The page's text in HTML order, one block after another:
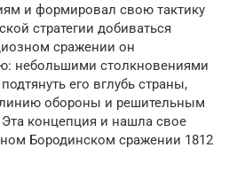
и формировал свою тактику
стратегии добиваться
сражении он
небольшими столкновениями
его вглубь страны,
обороны и решительным
Эта концепция и нашла свое
Бородинском сражении 1812